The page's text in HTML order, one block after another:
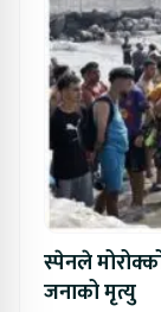
स्पेनले
जनाको मृत्यु